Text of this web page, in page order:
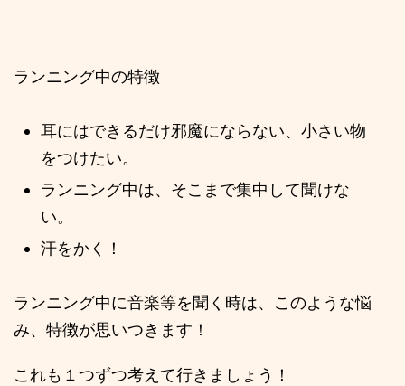
ランニング中の特徴
耳にはできるだけ邪魔にならない、小さい物
をつけたい。
ランニング中は、そこまで集中して聞けな
い。
汗をかく！
ランニング中に音楽等を聞く時は、このような悩
み、特徴が思いつきます！
これも１つずつ考えて行きましょう！